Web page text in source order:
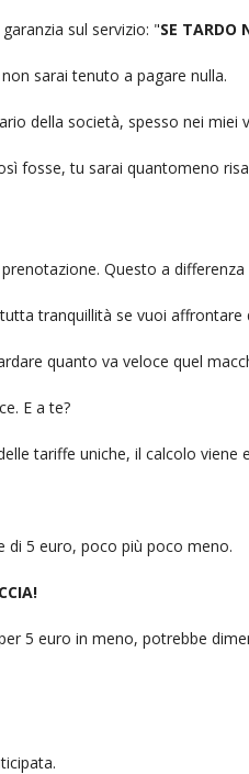
sul servizio: "SE TARDO
sarai tenuto a pagare nulla.
della società, spesso nei
fosse, tu sarai quantomeno
Questo a
tranquillità se vuoi
quanto va veloce quel
E a te?
tariffe uniche, il calcolo viene
di 5 euro, poco più poco meno.
5 euro in meno, potrebbe